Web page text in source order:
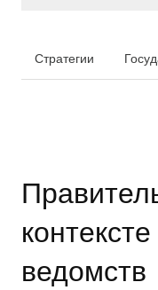
Стратегии
ведомств